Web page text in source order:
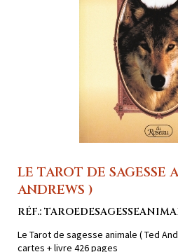
LE TAROT DE SAGESSE
ANDREWS )
RÉF.:
Le Tarot de sagesse animale ( Ted
cartes + livre 426 pages